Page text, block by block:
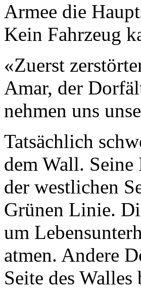
Armee die
Kein Fahrzeug
«Zuerst
Amar, der
nehmen uns
Tatsächlich
dem Wall. Seine
der westlichen
Grünen Linie.
um
atmen. Andere
Seite des